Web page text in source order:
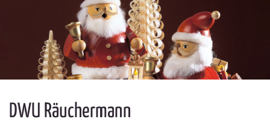
DWU Räuchermann